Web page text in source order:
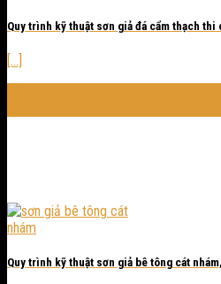
Quy trình kỹ thuật sơn giả đá cẩm thạch thi
[...]
Quy trình kỹ thuật sơn giả bê tông cát